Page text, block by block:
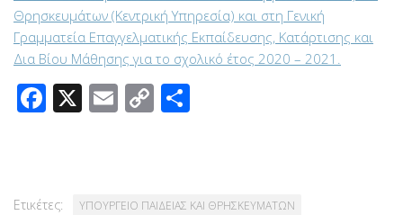
Θρησκευμάτων (Κεντρική Υπηρεσία) και στη Γενική
Γραμματεία Επαγγελματικής Εκπαίδευσης, Κατάρτισης και
Δια Βίου Μάθησης για το σχολικό έτος 2020 – 2021.
Facebook
X Email
Copy
Ετικέτες: ΥΠΟΥΡΓΕΙΟ ΠΑΙΔΕΙΑΣ ΚΑΙ ΘΡΗΣΚΕΥΜΑΤΩΝ
Κατηγορίες
ΑΔΕΙΕΣ(75)
ΑΔΕΙΕΣ ΔΙΔΑΣΚΑΛΙΑΣ – ΙΔΙΩΤΙΚΗ ΕΚΠΑΙΔΕΥΣΗ –
ΦΡΟΝΤΙΣΤΗΡΙΑ – ΚΕΝΤΡΑ ΞΕΝΩΝ ΓΛΩΣΣΩΝ